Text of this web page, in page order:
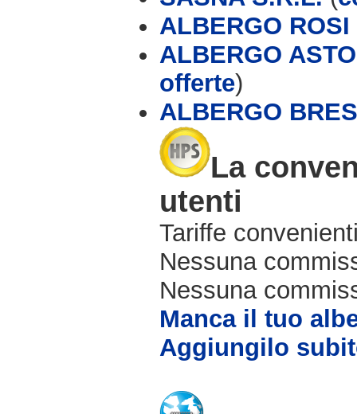
ALBERGO ROSI
ALBERGO
offerte)
ALBERGO
La
utenti
Tariffe
Nessuna
Nessuna
Manca il tuo
Aggiungilo